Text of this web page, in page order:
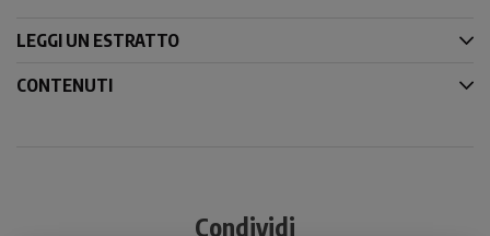
LEGGI UN ESTRATTO
CONTENUTI
Condividi